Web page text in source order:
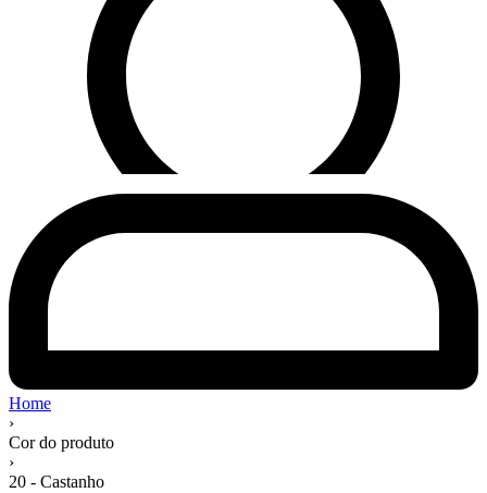
Home
›
Cor do produto
›
20 - Castanho